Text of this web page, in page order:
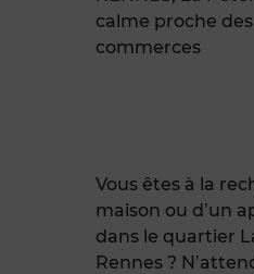
calme proche
commerces
Vous êtes à la
maison ou d’un
dans le quartier
Rennes ?